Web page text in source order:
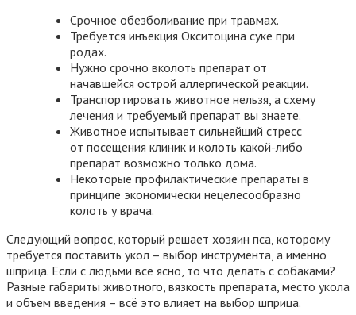
Срочное обезболивание при травмах.
Требуется инъекция Окситоцина суке при
родах.
Нужно срочно вколоть препарат от
начавшейся острой аллергической реакции.
Транспортировать животное нельзя, а схему
лечения и требуемый препарат вы знаете.
Животное испытывает сильнейший стресс
от посещения клиник и колоть какой-либо
препарат возможно только дома.
Некоторые профилактические препараты в
принципе экономически нецелесообразно
колоть у врача.
Следующий вопрос, который решает хозяин пса, которому
требуется поставить укол – выбор инструмента, а именно
шприца. Если с людьми всё ясно, то что делать с собаками?
Разные габариты животного, вязкость препарата, место укола
и объем введения – всё это влияет на выбор шприца.